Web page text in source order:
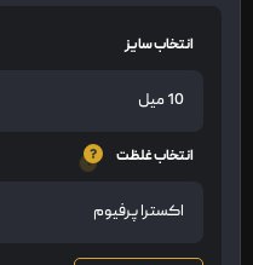
انتخاب سایز
انتخاب غلظت